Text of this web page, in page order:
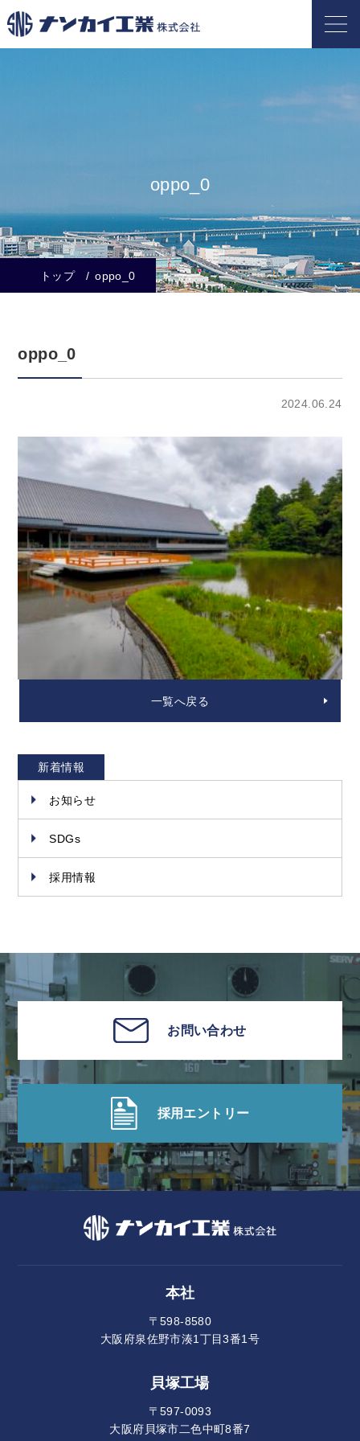
oppo_0
トップ oppo_0
oppo_0
2024.06.24
一覧へ戻る
新着情報
お知らせ
SDGs
採用情報
お問い合わせ
採用エントリー
本社
〒598-8580
大阪府泉佐野市湊1丁目3番1号
貝塚工場
〒597-0093
大阪府貝塚市二色中町8番7